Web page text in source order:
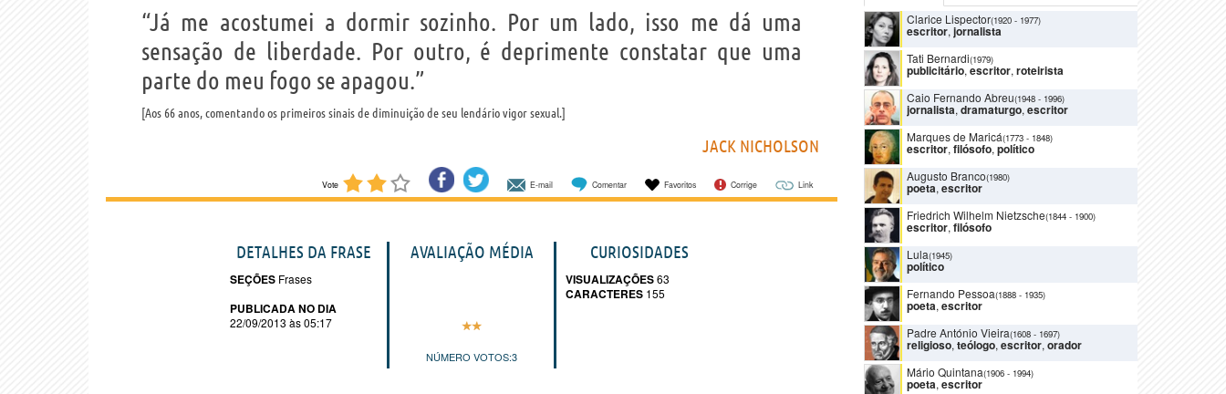
“Já me acostumei a dormir sozinho. Por um lado, isso me dá uma
sensação de liberdade. Por outro, é deprimente constatar que uma
parte do meu fogo se apagou.”
Aos 66 anos, comentando os primeiros sinais de diminuição de seu lendário vigor sexual.
JACK NICHOLSON
Vote E-mail Comentar Favoritos Corrige Link
DETALHES DA FRASE
SEÇÕES Frases
PUBLICADA NO DIA
22/09/2013 às 05:17
AVALIAÇÃO MÉDIA
NÚMERO VOTOS:3
CURIOSIDADES
VISUALIZAÇÕES63
CARACTERES 155
Clarice Lispector(1920 - 1977)
escritor, jornalista
Tati Bernardi(1979)
publicitário, escritor, roteirista
Caio Fernando Abreu(1948 - 1996)
jornalista, dramaturgo, escritor
Marques de Maricá(1773 - 1848)
escritor, filósofo, político
Augusto Branco(1980)
poeta, escritor
Friedrich Wilhelm Nietzsche(1844 - 1900)
escritor, filósofo
Lula(1945)
político
Fernando Pessoa(1888 - 1935)
poeta, escritor
Padre António Vieira(1608 - 1697)
religioso, teólogo, escritor, orador
Mário Quintana(1906 - 1994)
poeta, escritor